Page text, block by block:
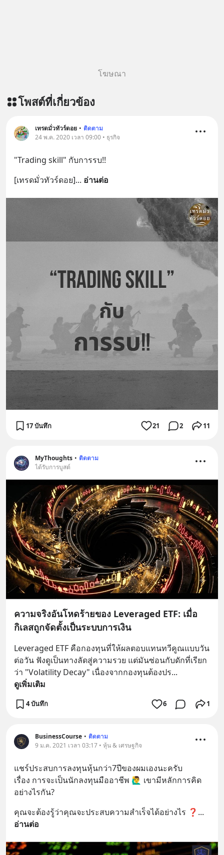
เพิ่มการผ่อนคลาย ซึ่งช่วยให้การนอน
สั่งซื้อสินค้า Diip CBD 💬 LINE :
https://lin.ee/U91Fzyz
โฆษณา
โพสต์ที่เกี่ยวข้อง
เทรดมั่วทัวร์ดอย • ติดตาม
24 พ.ค. 2020 เวลา 09:00 • ธุรกิจ
"Trading skill" กับการรบ!!
[เทรดมั่วทัวร์ดอย]... อ่านต่อ
17 บันทึก 21 2 11
MyThoughts • ติดตาม
ได้รับการบูสต์
ความจริงอันโหดร้ายของ Leveraged ETF: เมื่อ
กิเลสถูกจัดตั้งเป็นระบบการเงิน
Leveraged ETF คือกองทุนที่ให้ผลตอบแทนทวีคูณแบบวัน
ต่อวัน ฟังดูเป็นทางลัดสู่ความรวย แต่มันซ่อนกับดักที่เรียก
ว่า "Volatility Decay" เนื่องจากกองทุนต้องปร...
ดูเพิ่มเติม
4 บันทึก 6 1
BusinessCourse • ติดตาม
9 ม.ค. 2021 เวลา 03:17 • หุ้น & เศรษฐกิจ
แชร์ประสบการลงทุนหุ้นกว่า7ปีของผมเองนะครับ
เรื่อง การจะเป็นนักลงทุนมืออาชีพ 🙋‍♂️ เขามีหลักการคิด
อย่างไรกัน?
คุณจะต้องรู้ว่าคุณจะประสบความสำเร็จได้อย่างไร ❓
อ่านต่อ